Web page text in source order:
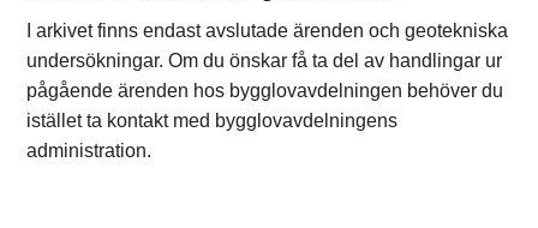
I arkivet finns endast avslutade ärenden och geotekniska
undersökningar. Om du önskar få ta del av handlingar ur
pågående ärenden hos bygglovavdelningen behöver du
istället ta kontakt med bygglovavdelningens
administration.